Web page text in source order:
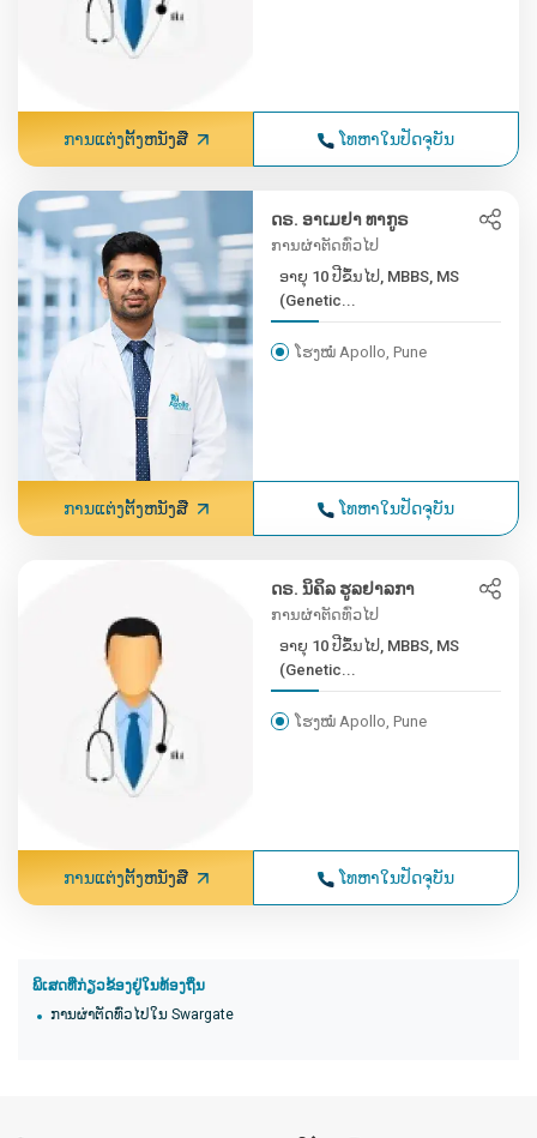
ການແຕ່ງຕັ້ງຫນັງສື ໂທຫາໃນປັດຈຸບັນ
ດຣ. ອາເມຢາ ທາກູຣ
ການຜ່າຕັດທົ່ວໄປ
ອາຍຸ 10 ປີຂຶ້ນໄປ, MBBS, MS
(Genetic...
ໂຮງໝໍ Apollo, Pune
ການແຕ່ງຕັ້ງຫນັງສື ໂທຫາໃນປັດຈຸບັນ
ດຣ. ນິຄິລ ຮູລຢາລກາ
ການຜ່າຕັດທົ່ວໄປ
ອາຍຸ 10 ປີຂຶ້ນໄປ, MBBS, MS
(Genetic...
ໂຮງໝໍ Apollo, Pune
ການແຕ່ງຕັ້ງຫນັງສື ໂທຫາໃນປັດຈຸບັນ
ພິເສດທີ່ກ່ຽວຂ້ອງຢູ່ໃນທ້ອງຖິ່ນ
ການຜ່າຕັດທົ່ວໄປໃນ Swargate